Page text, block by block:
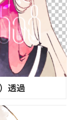
透過